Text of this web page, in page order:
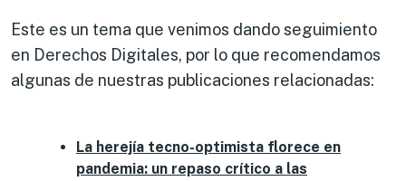
Este es un tema que venimos dando seguimiento
en Derechos Digitales, por lo que recomendamos
algunas de nuestras publicaciones relacionadas:
La herejía tecno-optimista florece en
pandemia: un repaso crítico a las